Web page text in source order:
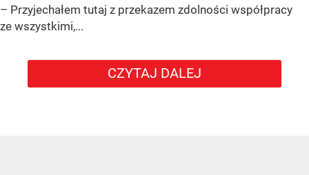
– Przyjechałem tutaj z przekazem zdolności współpracy
ze wszystkimi,...
CZYTAJ DALEJ